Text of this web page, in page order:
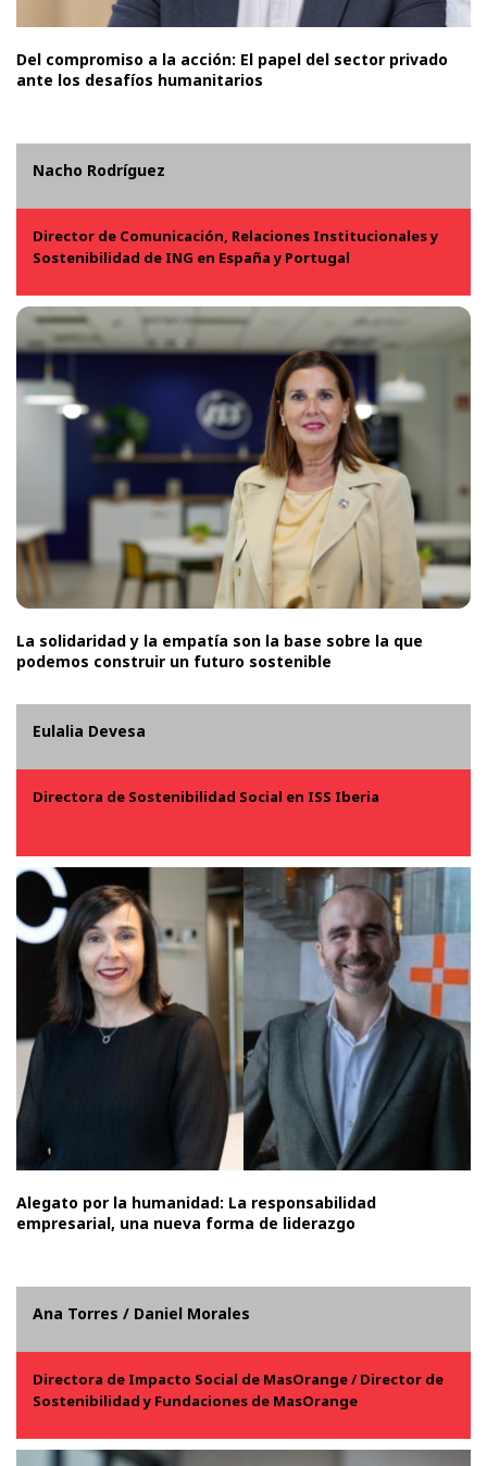
Del compromiso a la acción: El papel del sector privado
ante los desafíos humanitarios
Nacho Rodríguez
Director de Comunicación, Relaciones Institucionales y
Sostenibilidad de ING en España y Portugal
La solidaridad y la empatía son la base sobre la que
podemos construir un futuro sostenible
Eulalia Devesa
Directora de Sostenibilidad Social en ISS Iberia
Alegato por la humanidad: La responsabilidad
empresarial, una nueva forma de liderazgo
Ana Torres / Daniel Morales
Directora de Impacto Social de MasOrange/ Director de
Sostenibilidad y Fundaciones de MasOrange